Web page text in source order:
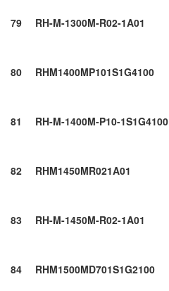
79 RH-M-1300M-R02-1A01
80 RHM1400MP101S1G4100
81 RH-M-1400M-P10-1S1G4100
82 RHM1450MR021A01
83 RH-M-1450M-R02-1A01
84 RHM1500MD701S1G2100